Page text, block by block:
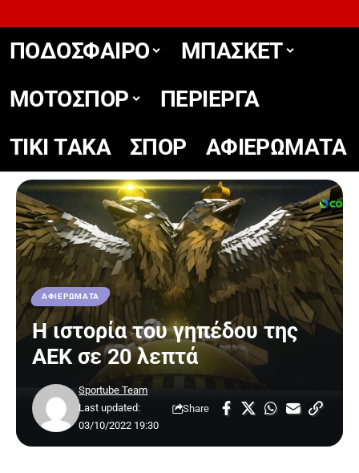
ΠΟΔΟΣΦΑΙΡΟ
ΜΠΑΣΚΕΤ
ΜΟΤΟΣΠΟΡ
ΠΕΡΙΕΡΓΑ
TIKΙ TΑΚΑ
ΣΠΟΡ ΑΦΙΕΡΩΜΑΤΑ
ΑΦΙΕΡΩΜΑΤΑ
Η ιστορία του γηπέδου της
ΑΕΚ σε 20 λεπτά
Last updated:
03/10/2022 19:30
Sportube Team
Share